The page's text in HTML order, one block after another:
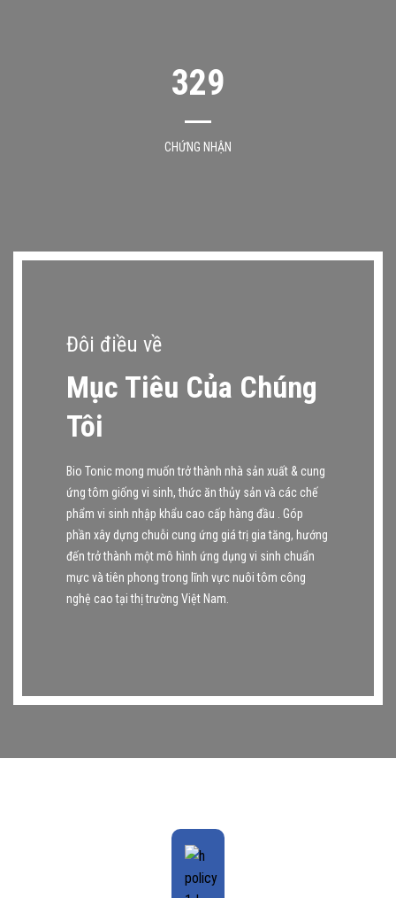
329
CHỨNG NHẬN
Đôi điều về
Mục Tiêu Của Chúng
Tôi
Bio Tonic mong muốn trở thành nhà sản xuất & cung
ứng tôm giống vi sinh, thức ăn thủy sản và các chế
phẩm vi sinh nhập khẩu cao cấp hàng đầu . Góp
phần xây dựng chuỗi cung ứng giá trị gia tăng, hướng
đến trở thành một mô hình ứng dụng vi sinh chuẩn
mực và tiên phong trong lĩnh vực nuôi tôm công
nghệ cao tại thị trường Việt Nam.